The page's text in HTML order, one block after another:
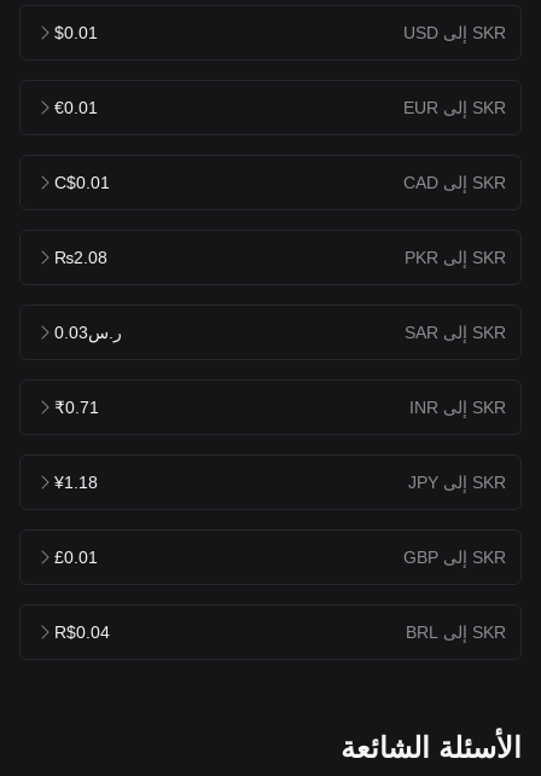
SKR إلى USD $0.01
SKR إلى EUR €0.01
SKR إلى CAD C$0.01
SKR إلى PKR ₨2.08
SKR إلى SAR ر.س0.03
SKR إلى INR ₹0.71
SKR إلى JPY ¥1.18
SKR إلى GBP £0.01
SKR إلى BRL R$0.04
الأسئلة الشائعة